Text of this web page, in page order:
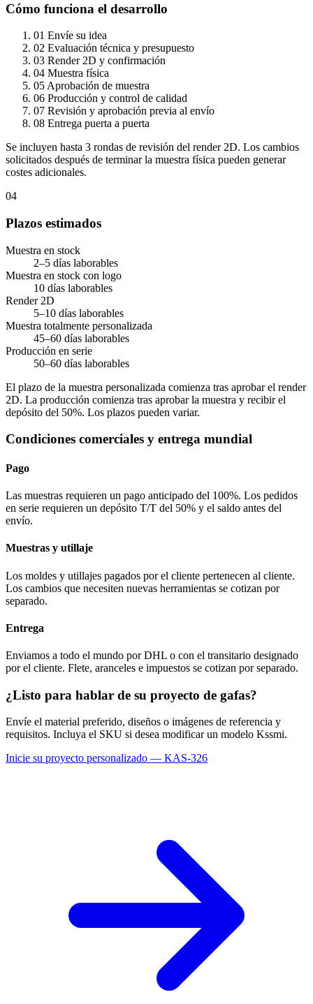
Cómo funciona el desarrollo
01 Envíe su idea
02 Evaluación técnica y presupuesto
03 Render 2D y confirmación
04 Muestra física
05 Aprobación de muestra
06 Producción y control de calidad
07 Revisión y aprobación previa al envío
08 Entrega puerta a puerta
Se incluyen hasta 3 rondas de revisión del render 2D. Los cambios
solicitados después de terminar la muestra física pueden generar
costes adicionales.
04
Plazos estimados
Muestra en stock
2–5 días laborables
Muestra en stock con logo
10 días laborables
Render 2D
5–10 días laborables
Muestra totalmente personalizada
45–60 días laborables
Producción en serie
50–60 días laborables
El plazo de la muestra personalizada comienza tras aprobar el render
2D. La producción comienza tras aprobar la muestra y recibir el
depósito del 50%. Los plazos pueden variar.
Condiciones comerciales y entrega mundial
Pago
Las muestras requieren un pago anticipado del 100%. Los pedidos
en serie requieren un depósito T/T del 50% y el saldo antes del
envío.
Muestras y utillaje
Los moldes y utillajes pagados por el cliente pertenecen al cliente.
Los cambios que necesiten nuevas herramientas se cotizan por
separado.
Entrega
Enviamos a todo el mundo por DHL o con el transitario designado
por el cliente. Flete, aranceles e impuestos se cotizan por separado.
¿Listo para hablar de su proyecto de gafas?
Envíe el material preferido, diseños o imágenes de referencia y
requisitos. Incluya el SKU si desea modificar un modelo Kssmi.
Inicie su proyecto personalizado — KAS-326